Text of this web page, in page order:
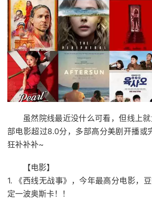
虽然院线最近没什么可看，但线上
部电影超过8.0分，多部高分美剧开播或
狂补补补~
【电影】
1. 《西线无战事》，今年最高分电影，
定一波奥斯卡！！